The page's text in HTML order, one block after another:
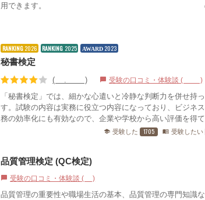
用できます。
RANKING 2026 RANKING 2025 AWARD 2023
秘書検定
(4.17) chat_bubble 受験の口コミ・体験談 (23)
「秘書検定」では、細かな心遣いと冷静な判断力を併せ持
す。試験の内容は実務に役立つ内容になっており、ビジネ
務の効率化にも有効なので、企業や学校から高い評価を得て
school 受験した 1705 menu_book 受験したい
品質管理検定 (QC検定)
chat_bubble 受験の口コミ・体験談 (2)
品質管理の重要性や職場生活の基本、品質管理の専門知識